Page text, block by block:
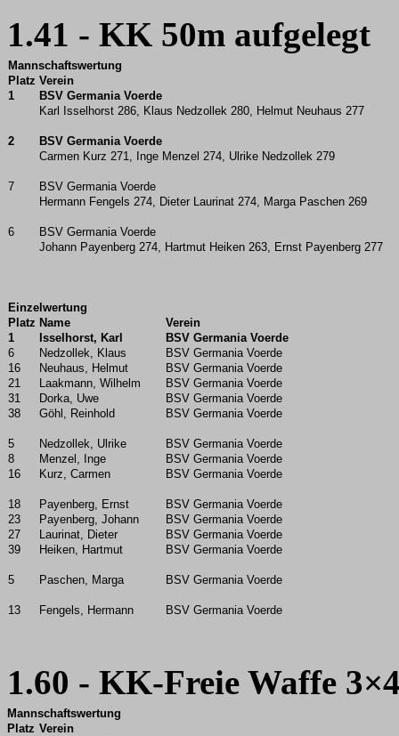
1.41 - KK 50m aufgelegt
Mannschaftswertung
Platz Verein
1
BSV Germania Voerde
Karl Isselhorst 286, Klaus Nedzollek 280, Helmut Neuhaus 277
2
BSV Germania Voerde
Carmen Kurz 271, Inge Menzel 274, Ulrike Nedzollek 279
7
BSV Germania Voerde
Hermann Fengels 274, Dieter Laurinat 274, Marga Paschen 269
6
BSV Germania Voerde
Johann Payenberg 274, Hartmut Heiken 263, Ernst Payenberg 277
Einzelwertung
Platz Name
Verein
1
Isselhorst, Karl
BSV Germania Voerde
6
Nedzollek, Klaus
BSV Germania Voerde
16
Neuhaus, Helmut
BSV Germania Voerde
21
Laakmann, Wilhelm
BSV Germania Voerde
31
Dorka, Uwe
BSV Germania Voerde
38
Göhl, Reinhold BSV Germania Voerde
5 Nedzollek, Ulrike
BSV Germania Voerde
8
Menzel, Inge
BSV Germania Voerde
16
Kurz, Carmen BSV Germania Voerde
18 Payenberg, Ernst
BSV Germania Voerde
23
Payenberg, Johann
BSV Germania Voerde
27
Laurinat, Dieter
BSV Germania Voerde
39
Heiken, Hartmut BSV Germania Voerde
5 Paschen, Marga BSV Germania Voerde
13 Fengels, Hermann BSV Germania Voerde
1.60 - KK-Freie Waffe
Mannschaftswertung
Platz Verein